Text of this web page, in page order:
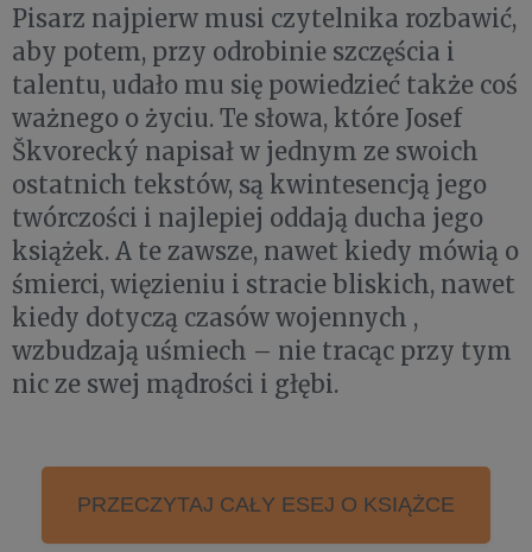
Pisarz najpierw musi czytelnika rozbawić,
aby potem, przy odrobinie szczęścia i
talentu, udało mu się powiedzieć także coś
ważnego o życiu. Te słowa, które Josef
Škvorecký napisał w jednym ze swoich
ostatnich tekstów, są kwintesencją jego
twórczości i najlepiej oddają ducha jego
książek. A te zawsze, nawet kiedy mówią o
śmierci, więzieniu i stracie bliskich, nawet
kiedy dotyczą czasów wojennych ,
wzbudzają uśmiech – nie tracąc przy tym
nic ze swej mądrości i głębi.
PRZECZYTAJ CAŁY ESEJ O KSIĄŻCE